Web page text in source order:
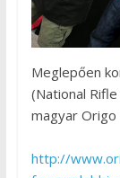
Meglepően
(National
magyar Origo
http://